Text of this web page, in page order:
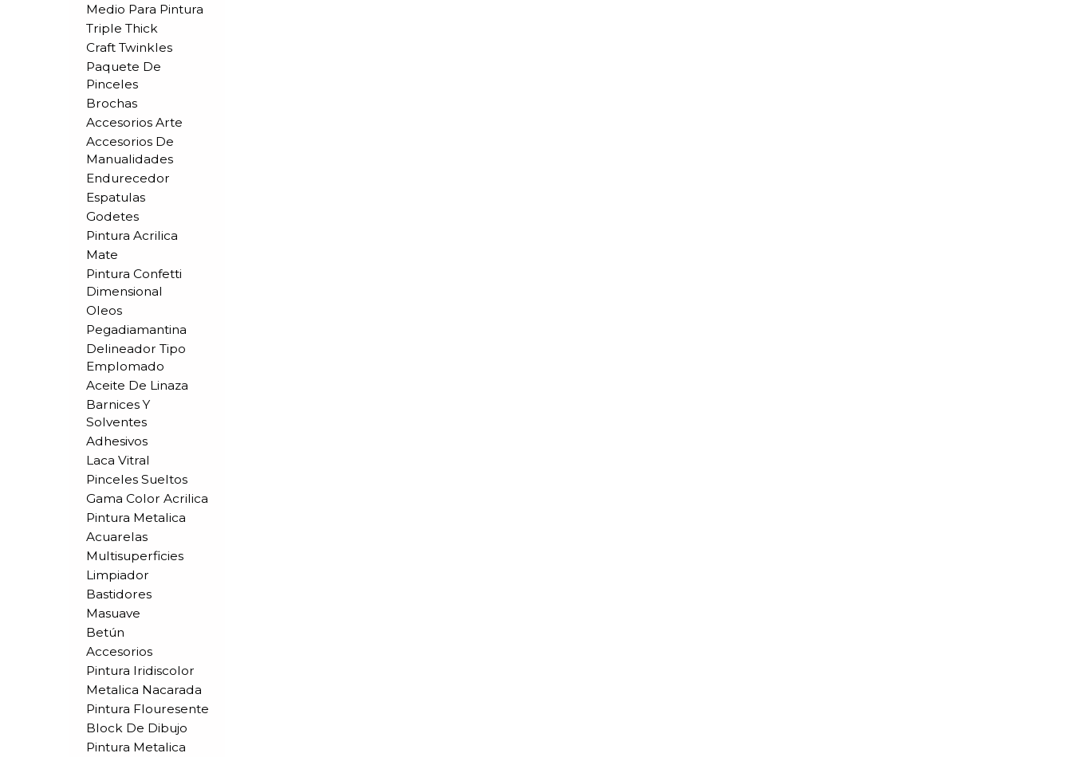
Medio Para Pintura
Triple Thick
Craft Twinkles
Paquete De
Pinceles
Brochas
Accesorios Arte
Accesorios De
Manualidades
Endurecedor
Espatulas
Godetes
Pintura Acrilica
Mate
Pintura Confetti
Dimensional
Oleos
Pegadiamantina
Delineador Tipo
Emplomado
Aceite De Linaza
Barnices Y
Solventes
Adhesivos
Laca Vitral
Pinceles Sueltos
Gama Color Acrilica
Pintura Metalica
Acuarelas
Multisuperficies
Limpiador
Bastidores
Masuave
Betún
Accesorios
Pintura Iridiscolor
Metalica Nacarada
Pintura Flouresente
Block De Dibujo
Pintura Metalica